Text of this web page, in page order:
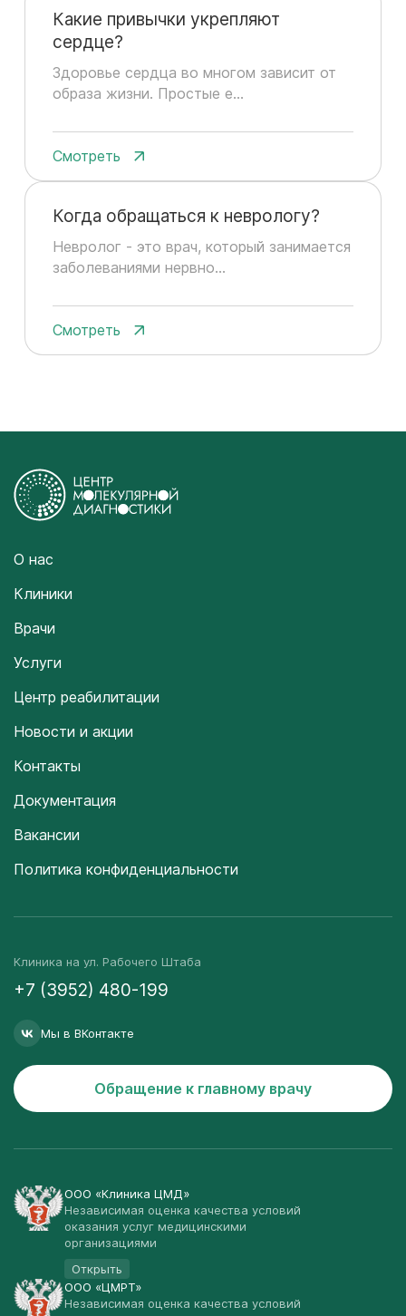
Какие привычки укрепляют
сердце?
Здоровье сердца во многом зависит от
образа жизни. Простые е...
Смотреть
Когда обращаться к неврологу?
Невролог - это врач, который занимается
заболеваниями нервно...
Смотреть
О нас
Клиники
Врачи
Услуги
Центр реабилитации
Новости и акции
Контакты
Документация
Вакансии
Политика конфиденциальности
Клиника на ул. Рабочего Штаба
+7 (3952) 480-199
Мы в ВКонтакте
Обращение к главному врачу
ООО «Клиника ЦМД»
Независимая оценка качества условий
оказания услуг медицинскими
организациями
Открыть
ООО «ЦМРТ»
Независимая оценка качества условий